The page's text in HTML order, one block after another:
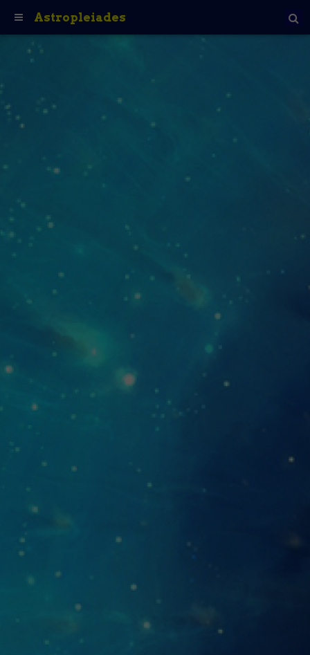
Astropleiades